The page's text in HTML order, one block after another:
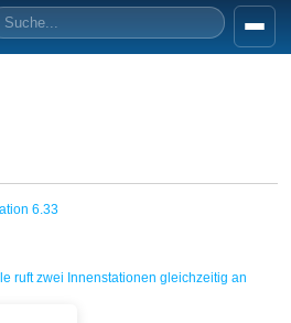
6.33
ruft zwei Innenstationen gleichzeitig an